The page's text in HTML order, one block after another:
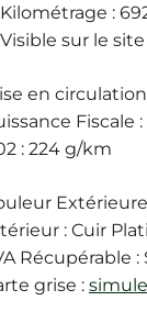
Kilométrage :
sur le
en
Fiscale :
: 224 g/km
: Cuir
Récupérable
grise :